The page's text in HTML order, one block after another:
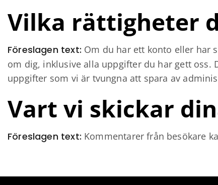
Vilka rättigheter
Föreslagen text: Om du har ett konto eller har
om dig, inklusive alla uppgifter du har gett oss.
uppgifter som vi är tvungna att spara av
Vart vi skickar
Föreslagen text: Kommentarer från besökare